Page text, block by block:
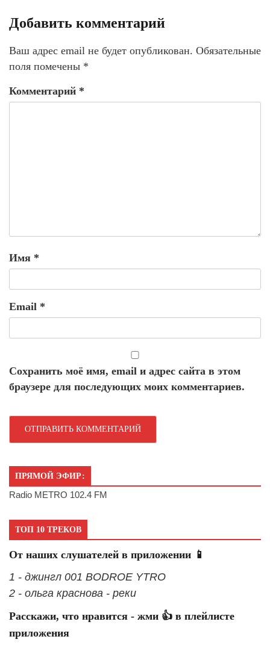
Добавить комментарий
Ваш адрес email не будет опубликован. Обязательные
поля помечены *
Комментарий *
Имя *
Email *
Сохранить моё имя, email и адрес сайта в этом
браузере для последующих моих комментариев.
ПРЯМОЙ ЭФИР:
Radio METRO 102.4 FM
ТОП 10 ТРЕКОВ
От наших слушателей в приложении 📱
1 - джингл 001 BODROE YTRO
2 - ольга краснова - реки
Расскажи, что нравится - жми 👍 в плейлисте
приложения